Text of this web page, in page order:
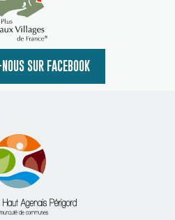
SUR FACEBOOK